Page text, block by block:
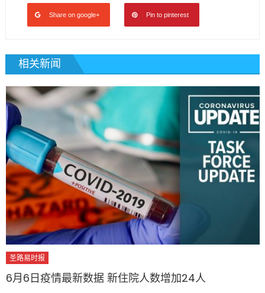
Share on google+ Pin to pinterest
相关新闻
圣路易时报
6月6日疫情最新数据 新住院人数增加24人